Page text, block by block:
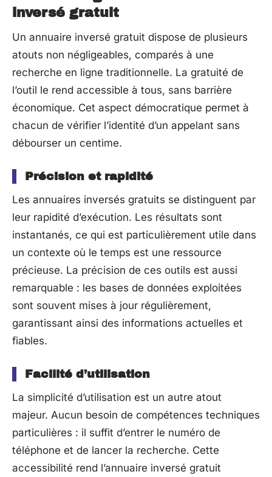
inversé gratuit
Un annuaire inversé gratuit dispose de plusieurs
atouts non négligeables, comparés à une
recherche en ligne traditionnelle. La gratuité de
l’outil le rend accessible à tous, sans barrière
économique. Cet aspect démocratique permet à
chacun de vérifier l’identité d’un appelant sans
débourser un centime.
Précision et rapidité
Les annuaires inversés gratuits se distinguent par
leur rapidité d’exécution. Les résultats sont
instantanés, ce qui est particulièrement utile dans
un contexte où le temps est une ressource
précieuse. La précision de ces outils est aussi
remarquable : les bases de données exploitées
sont souvent mises à jour régulièrement,
garantissant ainsi des informations actuelles et
fiables.
Facilité d’utilisation
La simplicité d’utilisation est un autre atout
majeur. Aucun besoin de compétences techniques
particulières : il suffit d’entrer le numéro de
téléphone et de lancer la recherche. Cette
accessibilité rend l’annuaire inversé gratuit